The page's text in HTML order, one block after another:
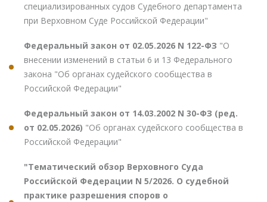
специализированных судов Судебного департамента
при Верховном Суде Российской Федерации"
Федеральный закон от 02.05.2026 N 122-ФЗ "О
внесении изменений в статьи 6 и 13 Федерального
закона "Об органах судейского сообщества в
Российской Федерации"
Федеральный закон от 14.03.2002 N 30-ФЗ (ред.
от 02.05.2026) "Об органах судейского сообщества в
Российской Федерации"
"Тематический обзор Верховного Суда
Российской Федерации N 5/2026. О судебной
практике разрешения споров о